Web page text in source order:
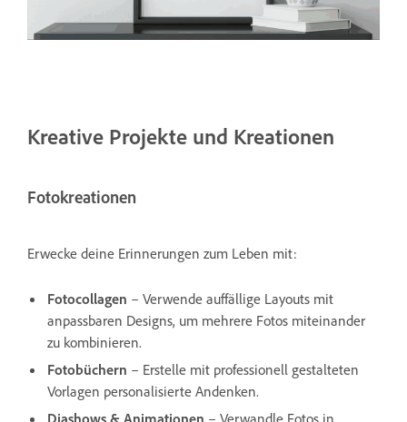
Kreative Projekte und Kreationen
Fotokreationen
Erwecke deine Erinnerungen zum Leben mit:
Fotocollagen – Verwende auffällige Layouts mit
anpassbaren Designs, um mehrere Fotos miteinander
zu kombinieren.
Fotobüchern – Erstelle mit professionell gestalteten
Vorlagen personalisierte Andenken.
Diashows & Animationen – Verwandle Fotos in